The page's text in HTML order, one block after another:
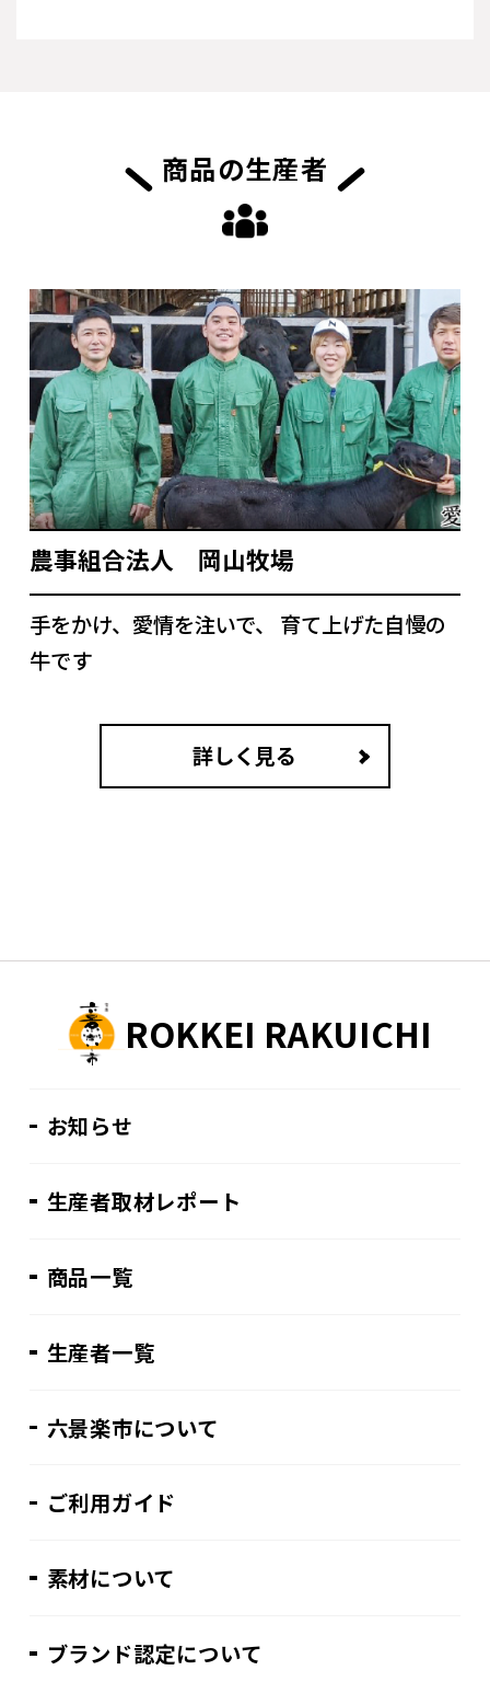
商品の生産者
農事組合法人 岡山牧場
手をかけ、愛情を注いで、 育て上げた自慢の
牛です
詳しく見る
ROKKEI RAKUICHI
お知らせ
生産者取材レポート
商品一覧
生産者一覧
六景楽市について
ご利用ガイド
素材について
ブランド認定について